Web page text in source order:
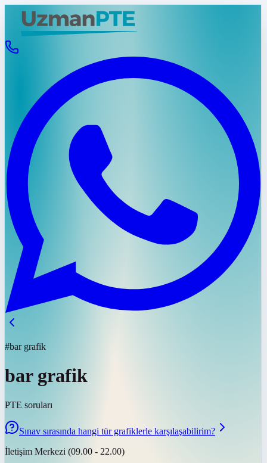
#bar grafik
bar grafik
PTE soruları
Sınav sırasında hangi tür grafiklerle karşılaşabilirim?
İletişim Merkezi (09.00 - 22.00)